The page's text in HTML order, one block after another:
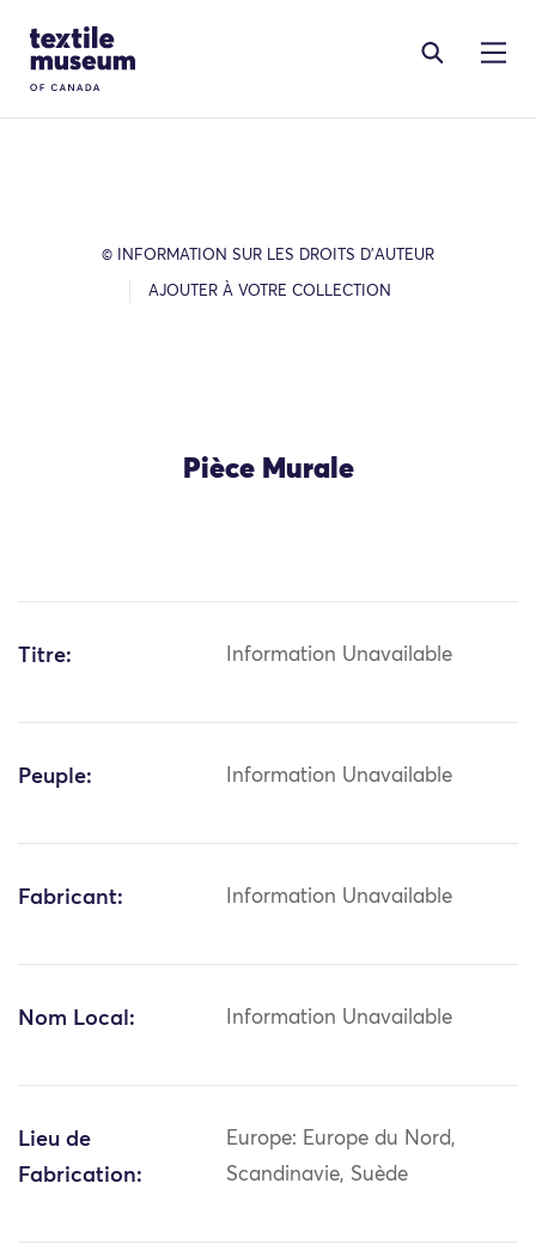
Site Logo
© INFORMATION SUR LES DROITS D’AUTEUR
AJOUTER À VOTRE COLLECTION
Pièce Murale
Titre: Information Unavailable
Peuple: Information Unavailable
Fabricant: Information Unavailable
Nom Local: Information Unavailable
Lieu de
Fabrication:
Europe: Europe du Nord,
Scandinavie, Suède